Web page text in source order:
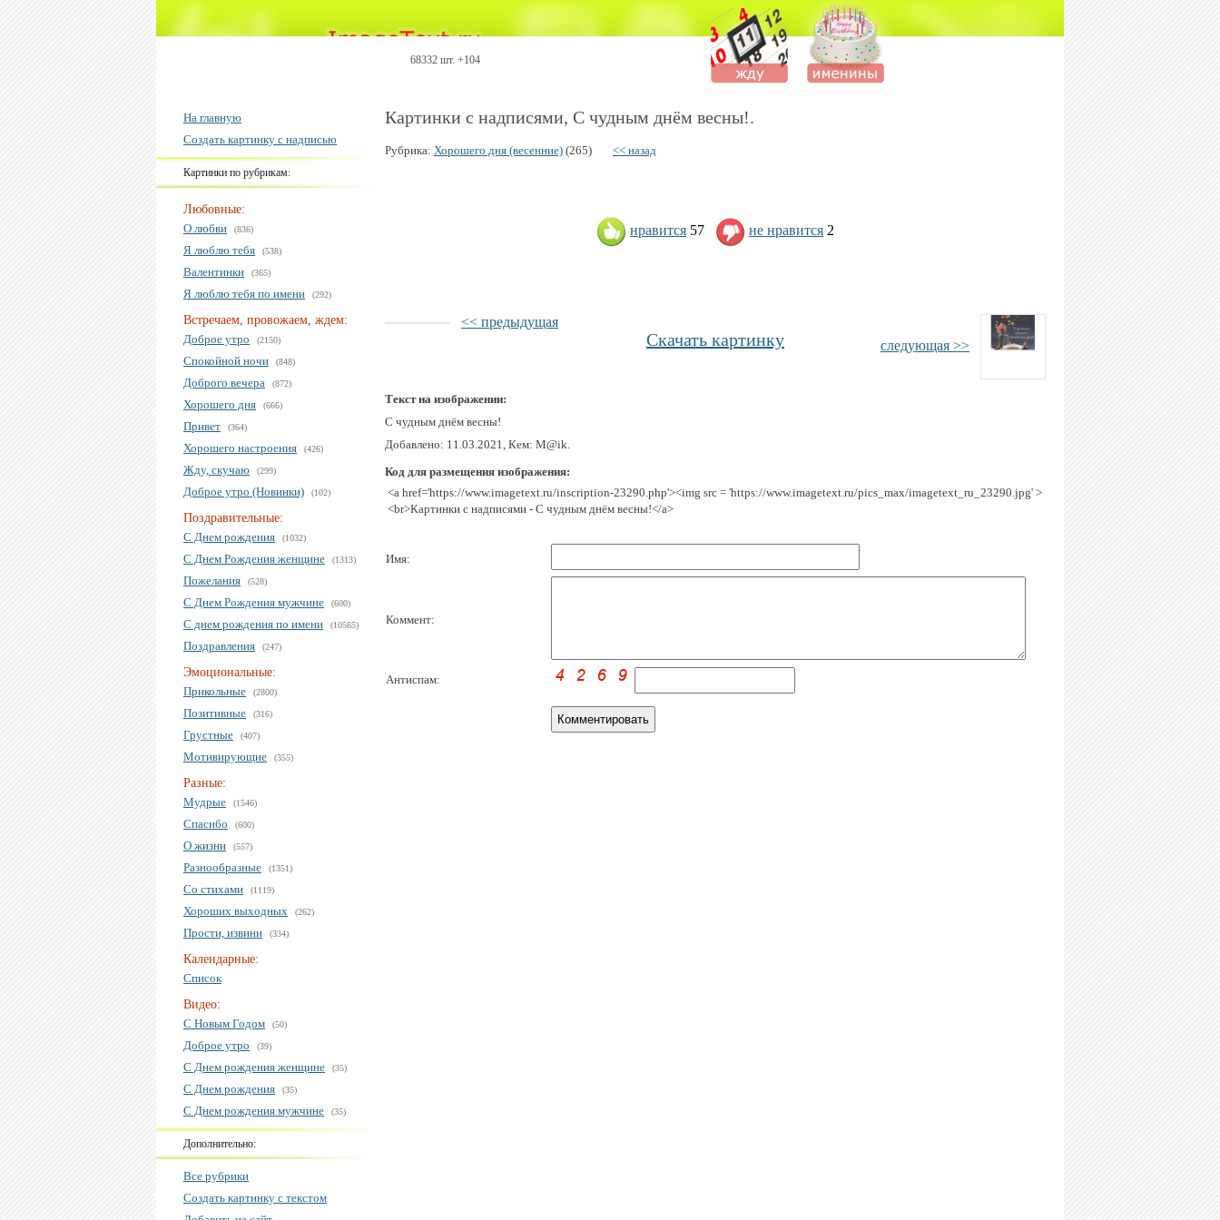
68332 шт. +104
На главную
Создать картинку с надписью
Картинки по рубрикам:
Любовные:
О любви
(836)
Я люблю тебя (538)
Валентинки (365)
Я люблю тебя по имени (292)
Встречаем, провожаем, ждем:
Доброе утро
(2150)
Спокойной ночи (848)
Доброго вечера (872)
Хорошего дня (666)
Привет (364)
Хорошего настроения (426)
Жду, скучаю (299)
Доброе утро (Новинки) (102)
Поздравительные:
С Днем рождения
(1032)
С Днем Рождения женщине (1313)
Пожелания (528)
С Днем Рождения мужчине (600)
С днем рождения по имени (10565)
Поздравления (247)
Эмоциональные:
Прикольные
(2800)
Позитивные (316)
Грустные (407)
Мотивирующие (355)
Разные:
Мудрые
(1546)
Спасибо (600)
О жизни (557)
Разнообразные (1351)
Со стихами (1119)
Хороших выходных (262)
Прости, извини (334)
Календарные:
Список
Видео:
С Новым Годом
(50)
Доброе утро (39)
С Днем рождения женщине (35)
С Днем рождения (35)
С Днем рождения мужчине (35)
Дополнительно:
Все рубрики
Создать картинку с текстом
Картинки с надписями, С чудным днём весны!.
Рубрика: Хорошего дня (весенние) (265) << назад
нравится 57 не нравится 2
<< предыдущая
следующая >>
Скачать картинку
Текст на изображении:
С чудным днём весны!
Добавлено: 11.03.2021, Кем: M@ik.
Код для размещения изображения:
<a href='https://www.imagetext.ru/inscription-23290.php'><img src = 'https://www.imagetext.ru/pics_max/imagetext_ru_23290.jpg' >
<br>Картинки с надписями - С чудным днём весны!</a>
Имя:
Коммент:
Антиспам: